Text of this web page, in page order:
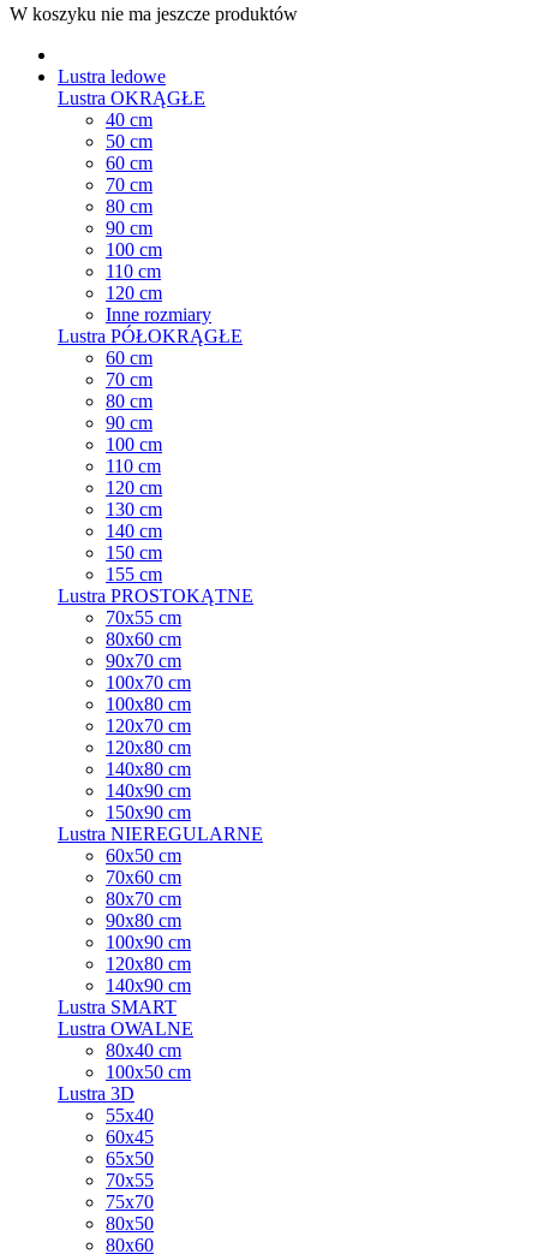
W koszyku nie ma jeszcze produktów
Lustra ledowe
Lustra OKRĄGŁE
40 cm
50 cm
60 cm
70 cm
80 cm
90 cm
100 cm
110 cm
120 cm
Inne rozmiary
Lustra PÓŁOKRĄGŁE
60 cm
70 cm
80 cm
90 cm
100 cm
110 cm
120 cm
130 cm
140 cm
150 cm
155 cm
Lustra PROSTOKĄTNE
70x55 cm
80x60 cm
90x70 cm
100x70 cm
100x80 cm
120x70 cm
120x80 cm
140x80 cm
140x90 cm
150x90 cm
Lustra NIEREGULARNE
60x50 cm
70x60 cm
80x70 cm
90x80 cm
100x90 cm
120x80 cm
140x90 cm
Lustra SMART
Lustra OWALNE
80x40 cm
100x50 cm
Lustra 3D
55x40
60x45
65x50
70x55
75x70
80x50
80x60